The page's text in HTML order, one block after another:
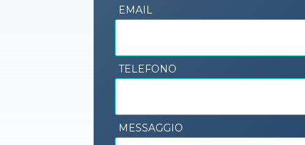
EMAIL
TELEFONO
MESSAGGIO